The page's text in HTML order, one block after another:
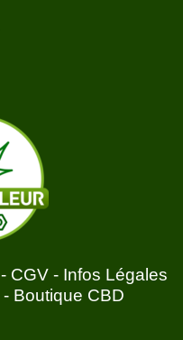
- CGV - Infos Légales
- Boutique CBD